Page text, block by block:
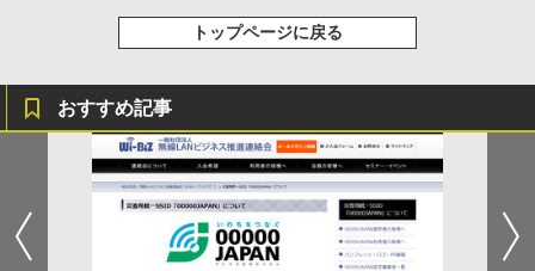
トップページに戻る
おすすめ記事